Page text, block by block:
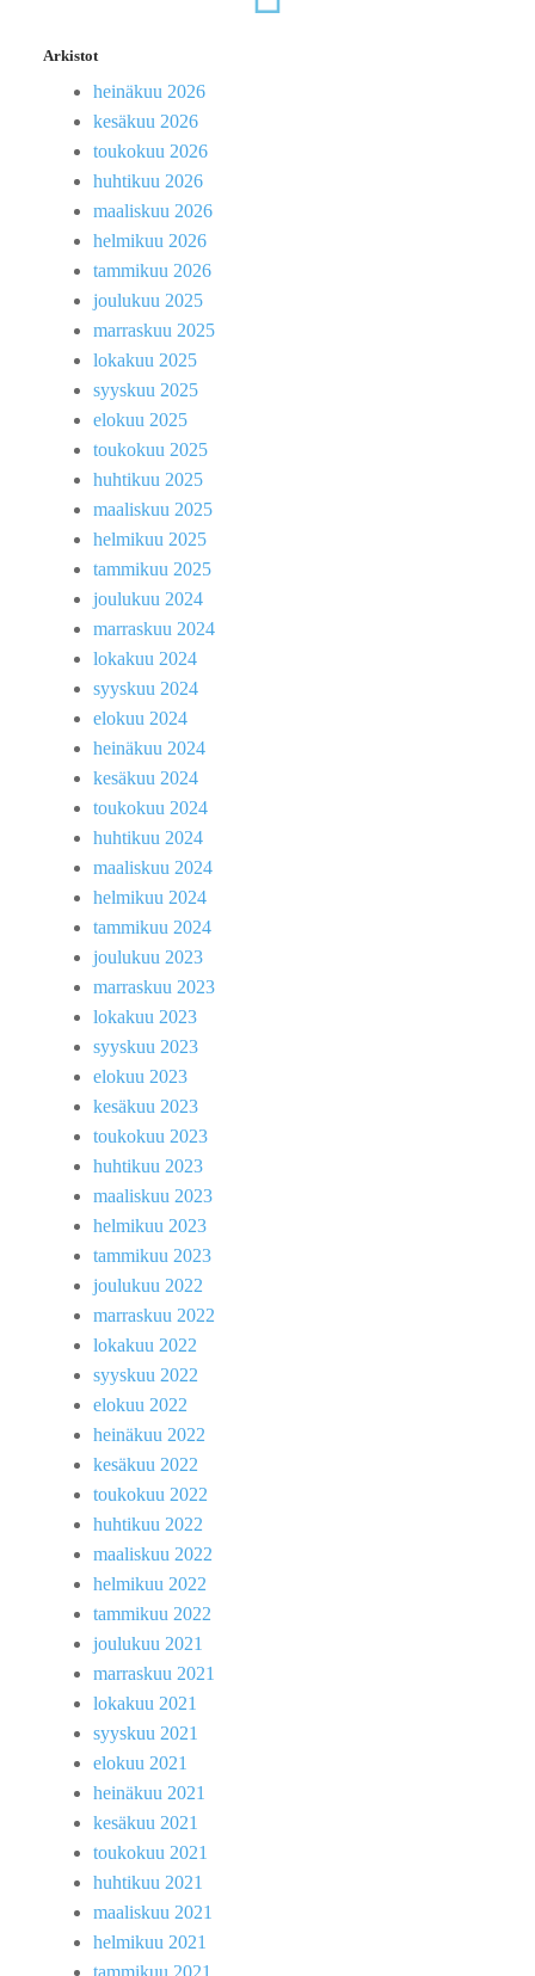
Arkistot
heinäkuu 2026
kesäkuu 2026
toukokuu 2026
huhtikuu 2026
maaliskuu 2026
helmikuu 2026
tammikuu 2026
joulukuu 2025
marraskuu 2025
lokakuu 2025
syyskuu 2025
elokuu 2025
toukokuu 2025
huhtikuu 2025
maaliskuu 2025
helmikuu 2025
tammikuu 2025
joulukuu 2024
marraskuu 2024
lokakuu 2024
syyskuu 2024
elokuu 2024
heinäkuu 2024
kesäkuu 2024
toukokuu 2024
huhtikuu 2024
maaliskuu 2024
helmikuu 2024
tammikuu 2024
joulukuu 2023
marraskuu 2023
lokakuu 2023
syyskuu 2023
elokuu 2023
kesäkuu 2023
toukokuu 2023
huhtikuu 2023
maaliskuu 2023
helmikuu 2023
tammikuu 2023
joulukuu 2022
marraskuu 2022
lokakuu 2022
syyskuu 2022
elokuu 2022
heinäkuu 2022
kesäkuu 2022
toukokuu 2022
huhtikuu 2022
maaliskuu 2022
helmikuu 2022
tammikuu 2022
joulukuu 2021
marraskuu 2021
lokakuu 2021
syyskuu 2021
elokuu 2021
heinäkuu 2021
kesäkuu 2021
toukokuu 2021
huhtikuu 2021
maaliskuu 2021
helmikuu 2021